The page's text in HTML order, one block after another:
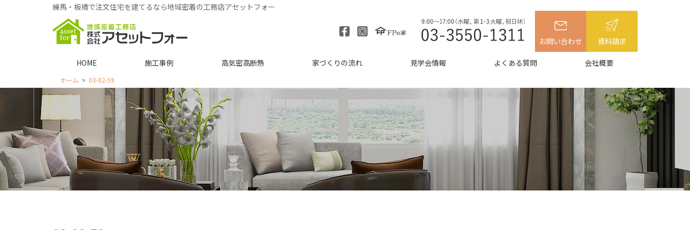
練馬・板橋で注文住宅を建てるなら地域密着の工務店アセットフォー
お問い合わせ 資料請求
HOME 施工事例 高気密高断熱 家づくりの流れ 見学会情報 よくある質問 会社概要
ホーム 03-02-59